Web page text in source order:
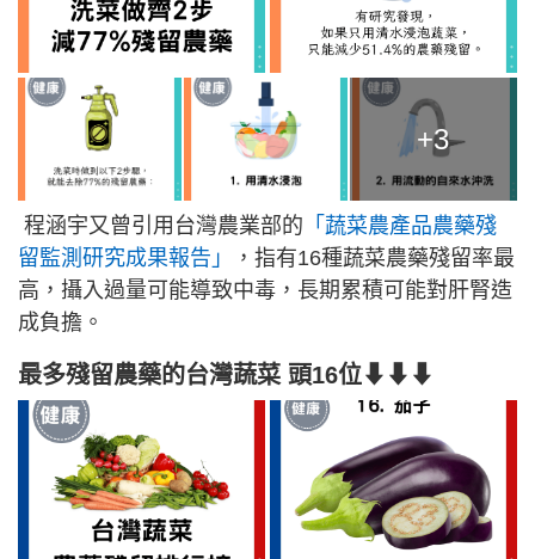
+3
程涵宇又曾引用台灣農業部的 「蔬菜農產品農藥殘
留監測研究成果報告」
，指有16種蔬菜農藥殘留率最
高，攝入過量可能導致中毒，長期累積可能對肝腎造
成負擔。
最多殘留農藥的台灣蔬菜 頭16位⬇⬇⬇